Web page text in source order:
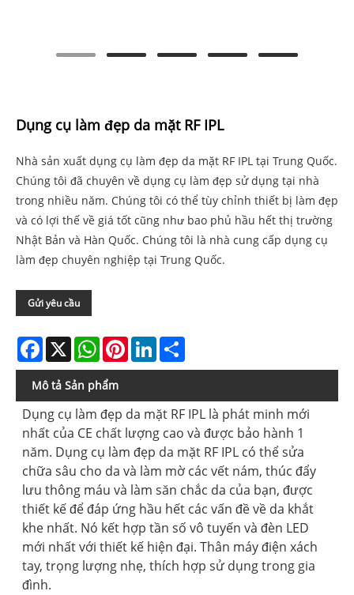
Dụng cụ làm đẹp da mặt RF IPL
Nhà sản xuất dụng cụ làm đẹp da mặt RF IPL tại Trung Quốc.
Chúng tôi đã chuyên về dụng cụ làm đẹp sử dụng tại nhà
trong nhiều năm. Chúng tôi có thể tùy chỉnh thiết bị làm đẹp
và có lợi thế về giá tốt cũng như bao phủ hầu hết thị trường
Nhật Bản và Hàn Quốc. Chúng tôi là nhà cung cấp dụng cụ
làm đẹp chuyên nghiệp tại Trung Quốc.
Gửi yêu cầu
Facebook
X WhatsAppPinterestLinkedIn
Mô tả Sản phẩm
Dụng cụ làm đẹp da mặt RF IPL là phát minh mới
nhất của CE chất lượng cao và được bảo hành 1
năm. Dụng cụ làm đẹp da mặt RF IPL có thể sửa
chữa sâu cho da và làm mờ các vết nám, thúc đẩy
lưu thông máu và làm săn chắc da của bạn, được
thiết kế để đáp ứng hầu hết các vấn đề về da khắt
khe nhất. Nó kết hợp tần số vô tuyến và đèn LED
mới nhất với thiết kế hiện đại. Thân máy điện xách
tay, trọng lượng nhẹ, thích hợp sử dụng trong gia
đình.